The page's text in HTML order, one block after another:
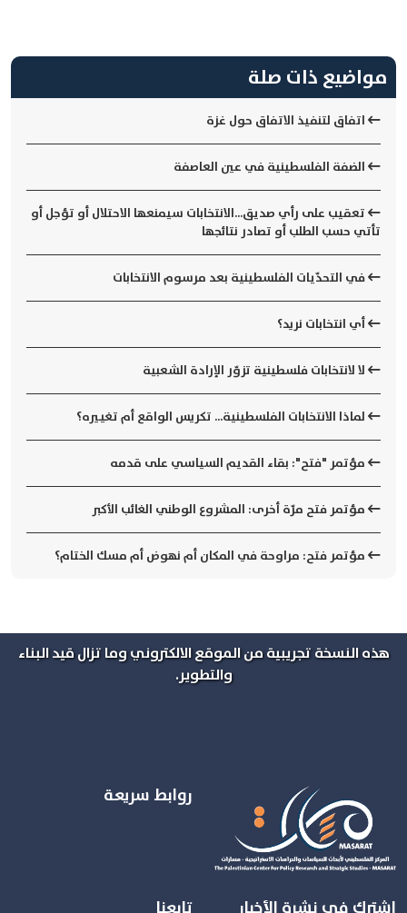
مواضيع ذات صلة
اتفاق لتنفيذ الاتفاق حول غزة
الضفة الفلسطينية في عين العاصفة
تعقيب على رأي صديق...الانتخابات سيمنعها الاحتلال أو تؤجل أو
تأتي حسب الطلب أو تصادر نتائجها
في التحدّيات الفلسطينية بعد مرسوم الانتخابات
أي انتخابات نريد؟
لا لانتخابات فلسطينية تزوّر الإرادة الشعبية
لماذا الانتخابات الفلسطينية... تكريس الواقع أم تغييره؟
مؤتمر "فتح": بقاء القديم السياسي على قدمه
مؤتمر فتح مرّة أخرى: المشروع الوطني الغائب الأكبر
مؤتمر فتح: مراوحة في المكان أم نهوض أم مسك الختام؟
هذه النسخة تجريبية من الموقع الالكتروني وما تزال قيد البناء
والتطوير.
روابط سريعة
اشترك في نشرة الأخبار تابعنا